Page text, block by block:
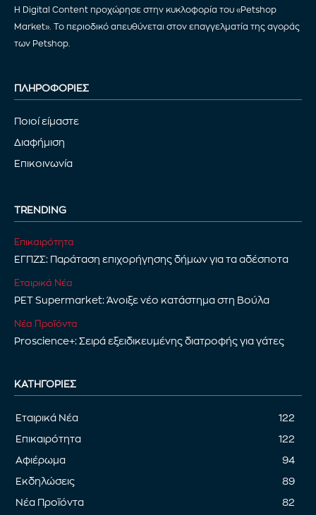
Η Digital Content προχώρησε στην κυκλοφορία του «Petshop
Market». Το περιοδικό απευθύνεται στον επαγγελματία της αγοράς
των Petshop.
ΠΛΗΡΟΦΟΡΙΕΣ
Ποιοί είμαστε
Διαφήμιση
Επικοινωνία
TRENDING
Επικαιρότητα
ΕΓΠΖΣ: Παράταση επιχορήγησης δήμων για τα αδέσποτα
Εταιρικά Νέα
PET Supermarket: Άνοιξε νέο κατάστημα στη Βούλα
Νέα Προϊόντα
Proscience+: Σειρά εξειδικευμένης διατροφής για γάτες
ΚΑΤΗΓΟΡΊΕΣ
Εταιρικά Νέα 122
Επικαιρότητα 122
Αφιέρωμα 94
Εκδηλώσεις 89
Νέα Προϊόντα 82